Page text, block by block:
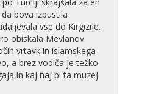
bova izpustila
vse do Kirgizije.
obiskala Mevlanov
vrtavk in islamskega
a brez vodiča je težko
in kaj naj bi ta muzej